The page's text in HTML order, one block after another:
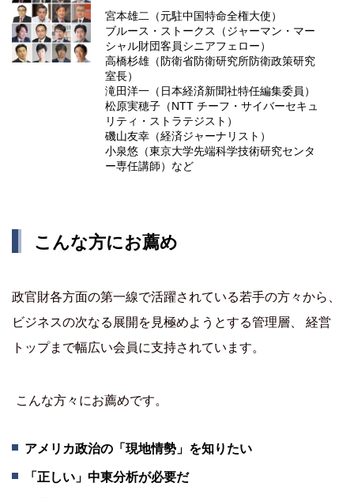
宮本雄二（元駐中国特命全権大使）
ブルース・ストークス（ジャーマン・マー
シャル財団客員シニアフェロー）
高橋杉雄（防衛省防衛研究所防衛政策研究
室長）
滝田洋一（日本経済新聞社特任編集委員）
松原実穂子（NTT チーフ・サイバーセキュ
リティ・ストラテジスト）
磯山友幸（経済ジャーナリスト）
小泉悠（東京大学先端科学技術研究センタ
ー専任講師）など
こんな方にお薦め
政官財各方面の第一線で活躍されている若手の方々から、
ビジネスの次なる展開を見極めようとする管理層、 経営
トップまで幅広い会員に支持されています。
こんな方々にお薦めです。
アメリカ政治の「現地情勢」を知りたい
「正しい」中東分析が必要だ